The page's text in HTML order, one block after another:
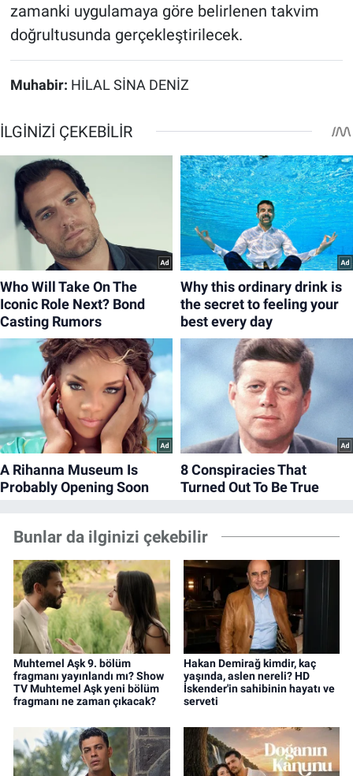
zamanki uygulamaya göre belirlenen takvim
doğrultusunda gerçekleştirilecek.
Muhabir: HİLAL SİNA DENİZ
Bunlar da ilginizi çekebilir
Muhtemel Aşk 9. bölüm
fragmanı yayınlandı mı? Show
TV Muhtemel Aşk yeni bölüm
fragmanı ne zaman çıkacak?
Hakan Demirağ kimdir, kaç
yaşında, aslen nereli? HD
İskender'in sahibinin hayatı ve
serveti